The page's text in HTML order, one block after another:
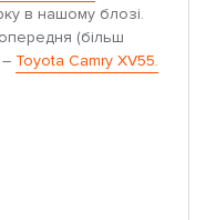
в нашому блозі.
(більш
– Toyota Camry XV55.